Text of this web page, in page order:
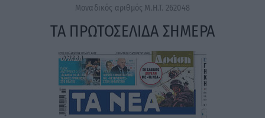
Μοναδικός αριθμός Μ.Η.Τ. 262048
ΤΑ ΠΡΩΤΟΣΕΛΙΔΑ ΣΗΜΕΡΑ